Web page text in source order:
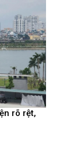
rõ rệt,